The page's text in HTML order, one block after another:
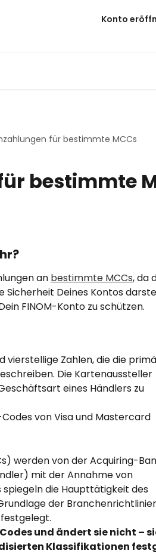
Konto
für bestimmte MCCs
bestimmte
an bestimmte MCCs, da
Sicherheit Deines Kontos
FINOM-Konto zu schützen.
vierstellige Zahlen, die die
Die Kartenaussteller
eines Händlers zu
von Visa und Mastercard
werden von der Acquiring-
mit der Annahme von
spiegeln die Haupttätigkeit des
der
und ändert sie nicht –
Klassifikationen